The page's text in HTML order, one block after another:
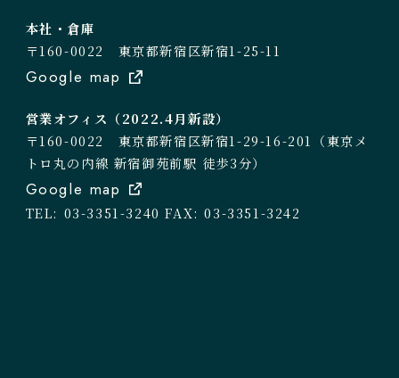
本社・倉庫
〒160-0022 東京都新宿区新宿1-25-11
Google map
営業オフィス（2022.4月新設）
〒160-0022 東京都新宿区新宿1-29-16-201（東京メ
トロ丸の内線 新宿御苑前駅 徒歩3分）
Google map
TEL: 03-3351-3240 FAX: 03-3351-3242